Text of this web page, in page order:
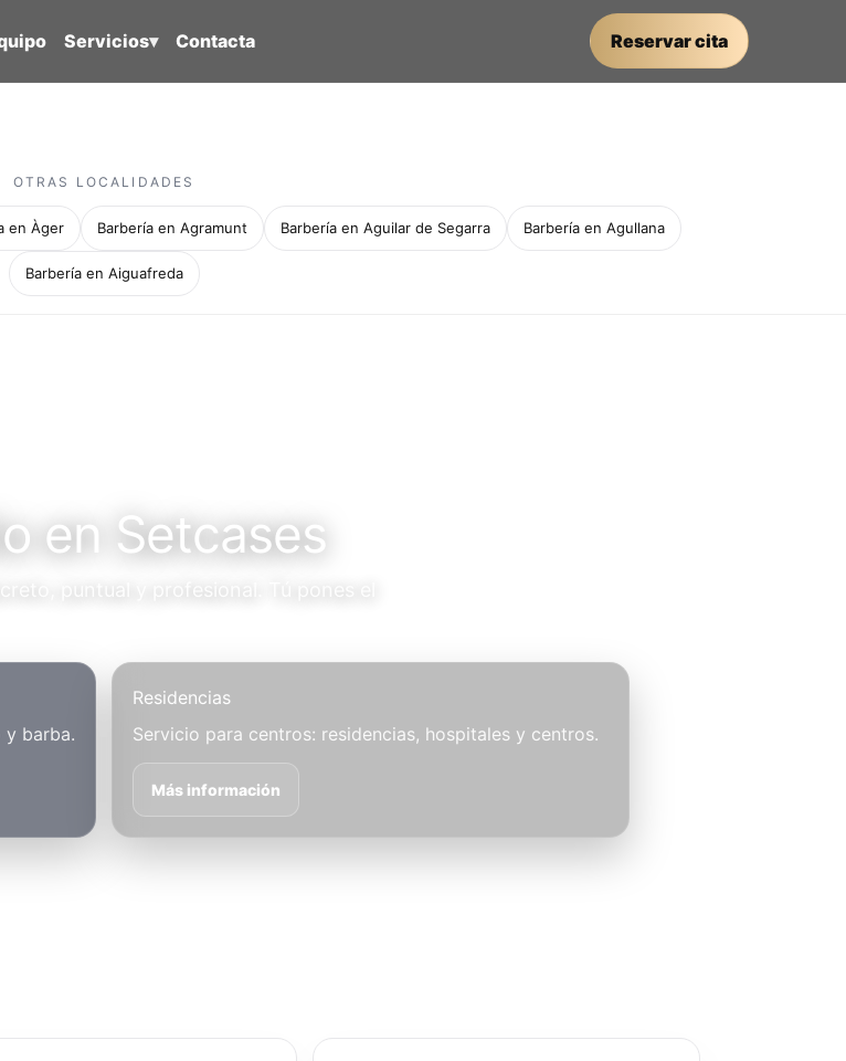
Servicios▾ Contacta Reservar cita
OTRAS LOCALIDADES
en Àger Barbería en Agramunt Barbería en Aguilar de Segarra Barbería en Agullana
Barbería en Aiguafreda
en Setcases
puntual y profesional. Tú pones el
y barba.
Residencias
Servicio para centros: residencias, hospitales y centros.
Más información